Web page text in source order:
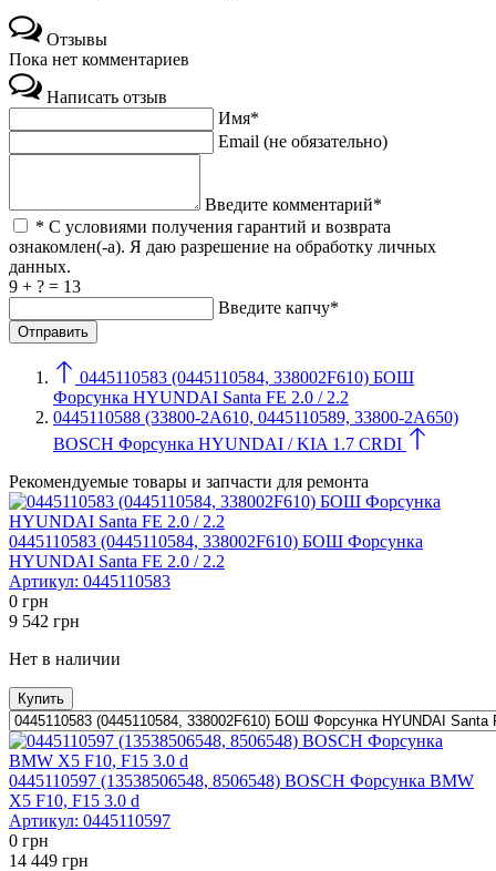
Отзывы
Пока нет комментариев
Написать отзыв
Имя*
Email (не обязательно)
Введите комментарий*
* С условиями получения гарантий и возврата
ознакомлен(-а). Я даю разрешение на обработку личных
данных.
9 + ? = 13
Введите капчу*
0445110583 (0445110584, 338002F610) БОШ
Форсунка HYUNDAI Santa FE 2.0 / 2.2
0445110588 (33800-2A610, 0445110589, 33800-2A650)
BOSCH Форсунка HYUNDAI / KIA 1.7 CRDI
Рекомендуемые товары и запчасти для ремонта
0445110583 (0445110584, 338002F610) БОШ Форсунка
HYUNDAI Santa FE 2.0 / 2.2
Артикул: 0445110583
0 грн
9 542 грн
Нет в наличии
Купить
0445110597 (13538506548, 8506548) BOSCH Форсунка BMW
X5 F10, F15 3.0 d
Артикул: 0445110597
0 грн
14 449 грн